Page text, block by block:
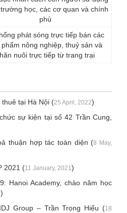
học, các cơ quan và chính
phủ
phát sóng trực tiếp bán các
phẩm nông nghiệp, thuỷ sản và
nuôi trực tiếp từ trang trại
tại Hà Nội (25 April, 2022)
sự kiện tại số 42 Trần Cung,
thuận hợp tác toàn diện (8 May,
2021 (11 January, 2021)
Hanoi Academy, chào năm học
)
Group – Trần Trọng Hiếu (18